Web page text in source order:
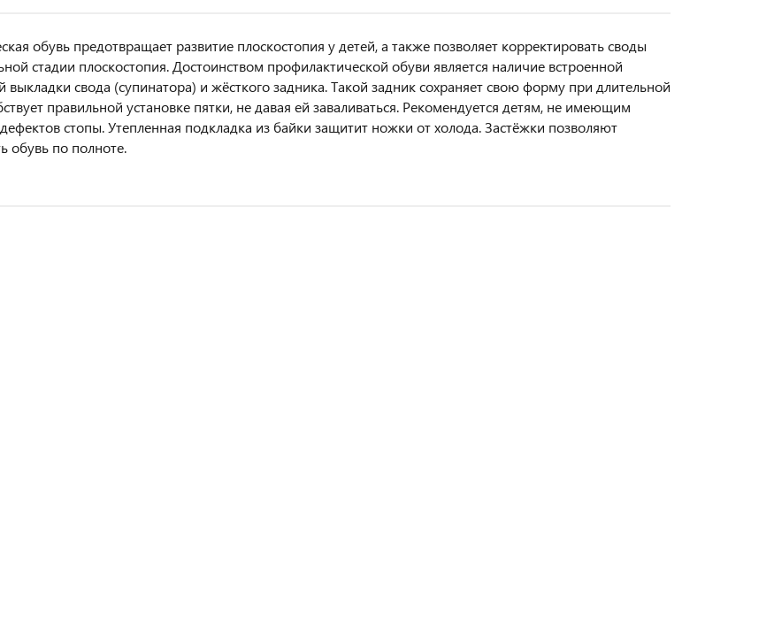
обувь предотвращает развитие плоскостопия у детей, а также позволяет корректировать своды
стадии плоскостопия. Достоинством профилактической обуви является наличие встроенной
выкладки свода (супинатора) и жёсткого задника. Такой задник сохраняет свою форму при длительной
правильной установке пятки, не давая ей заваливаться. Рекомендуется детям, не имеющим
стопы. Утепленная подкладка из байки защитит ножки от холода. Застёжки позволяют
обувь по полноте.